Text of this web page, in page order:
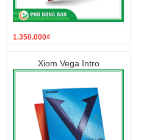
1.350.000₫
Xiom Vega Intro